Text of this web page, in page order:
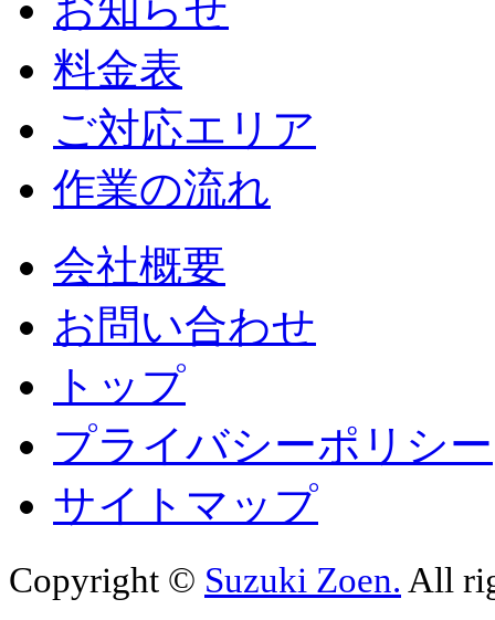
料金表
ご対応エリア
作業の流れ
会社概要
お問い合わせ
トップ
プライバシーポリシー
サイトマップ
Copyright © Suzuki Zoen. All